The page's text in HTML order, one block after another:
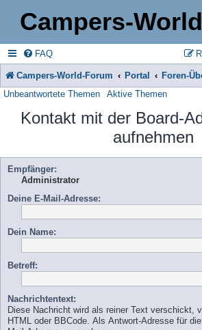
Campers-
FAQ
Campers-World-Forum Portal Foren-
Unbeantwortete Themen Aktive Themen
Kontakt mit der Board-
aufnehmen
Empfänger:
Administrator
Deine E-Mail-Adresse:
Dein Name:
Betreff:
Nachrichtentext:
Diese Nachricht wird als reiner Text verschickt,
HTML oder BBCode. Als Antwort-Adresse für